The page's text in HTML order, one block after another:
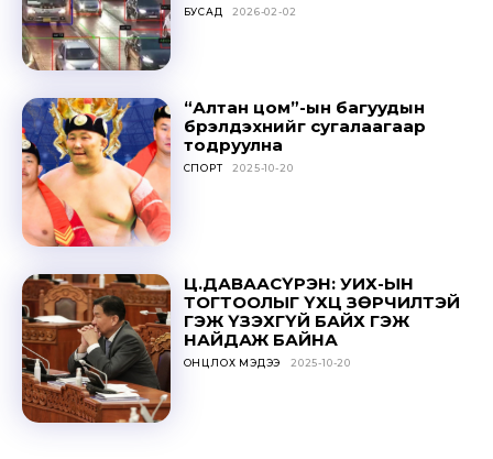
БУСАД 2026-02-02
“Алтан цом”-ын багуудын
бүрэлдэхүүнийг сугалаагаар
тодруулна
СПОРТ 2025-10-20
Ц.ДАВААСҮРЭН: УИХ-ЫН
ТОГТООЛЫГ ҮХЦ ЗӨРЧИЛТЭЙ
ГЭЖ ҮЗЭХГҮЙ БАЙХ ГЭЖ
НАЙДАЖ БАЙНА
ОНЦЛОХ МЭДЭЭ 2025-10-20